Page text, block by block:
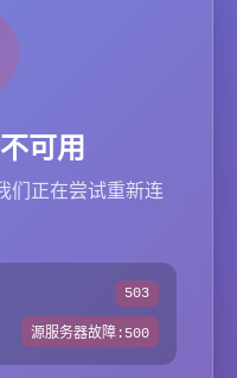
可用
们正在尝试重新连
503
源服务器故障:500